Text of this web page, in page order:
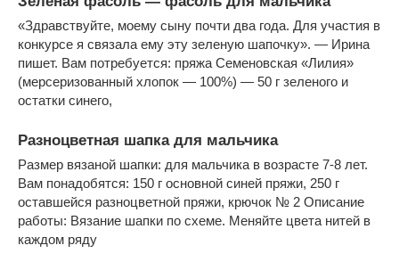
«Здравствуйте, моему сыну почти два года. Для участия в
конкурсе я связала ему эту зеленую шапочку». — Ирина
пишет. Вам потребуется: пряжа Семеновская «Лилия»
(мерсеризованный хлопок — 100%) — 50 г зеленого и
остатки синего,
Разноцветная шапка для мальчика
Размер вязаной шапки: для мальчика в возрасте 7-8 лет.
Вам понадобятся: 150 г основной синей пряжи, 250 г
оставшейся разноцветной пряжи, крючок № 2 Описание
работы: Вязание шапки по схеме. Меняйте цвета нитей в
каждом ряду